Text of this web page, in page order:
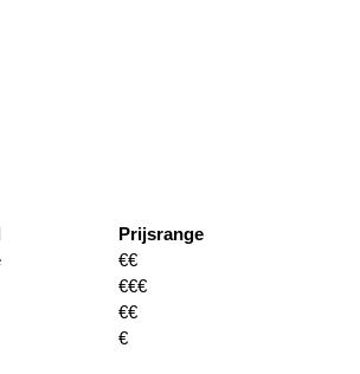
Prijsrange
€€
€€€
€€
€